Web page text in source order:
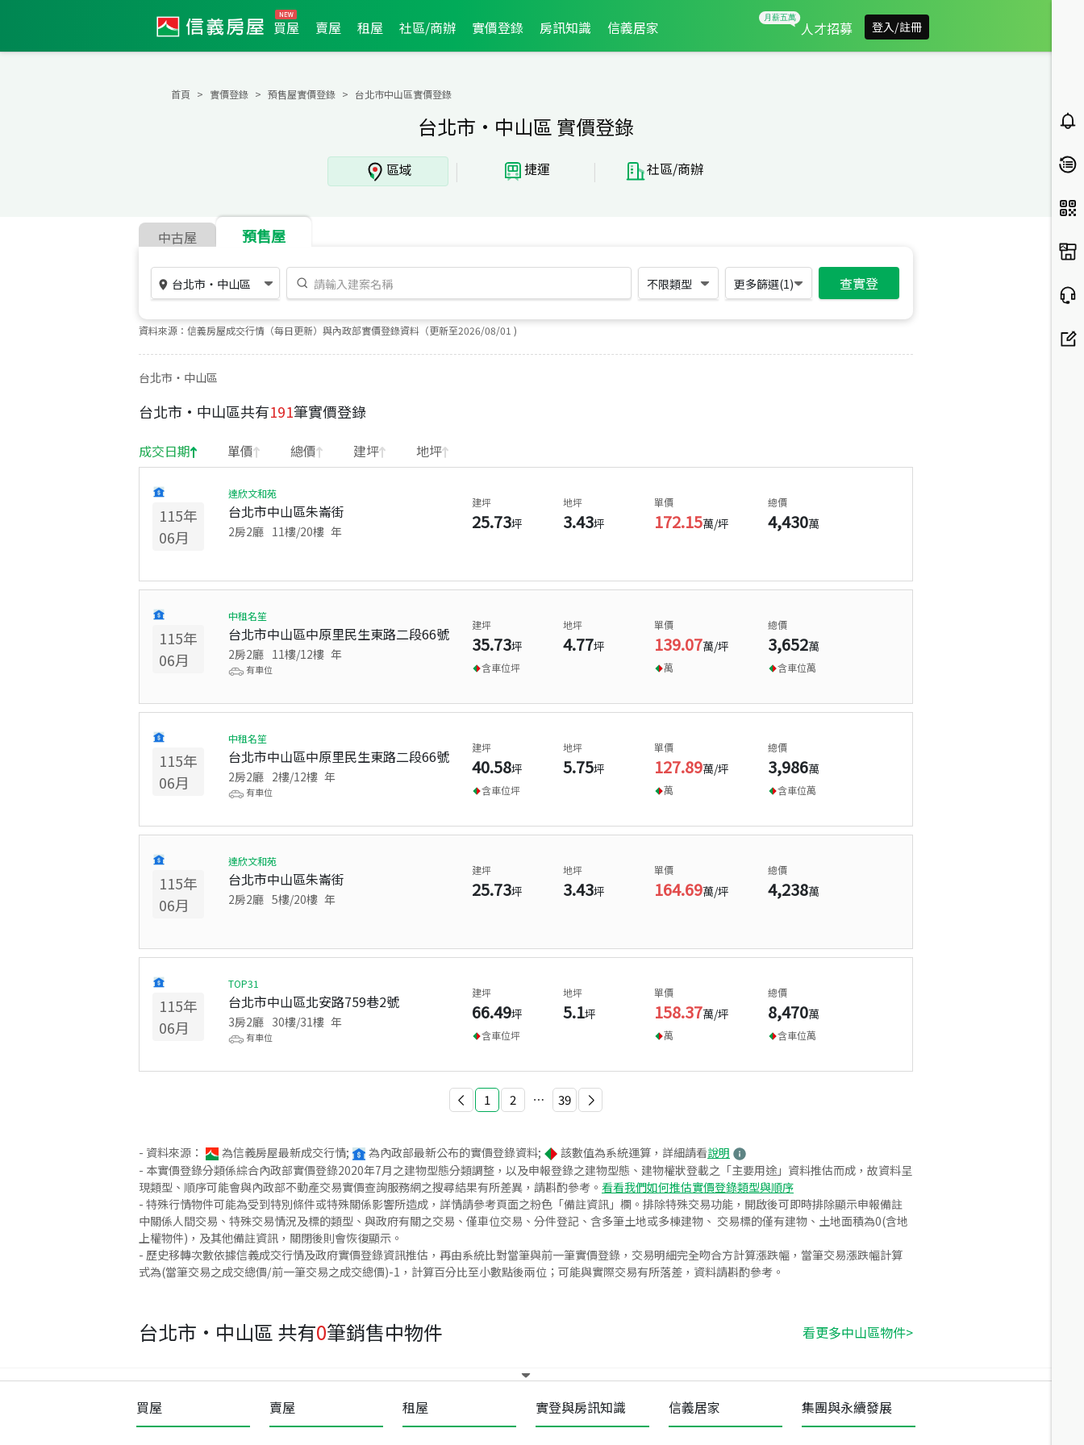
買屋 賣屋 租屋 社區/商辦 實價登錄 房訊知識 信義居家 人才招募 登入/註冊
首頁 實價登錄 預售屋實價登錄 台北市中山區實價登錄
台北市·中山區 實價登錄
區域 | 捷運 | 社區/商辦
中古屋 預售屋
台北市 ・ 中山區 不限類型 更多篩選(1) 查實登
資料來源：信義房屋成交行情（每日更新）與內政部實價登錄資料（更新至2026/08/01 )
台北市・中山區
台北市 · 中山區共有191筆實價登錄
成交日期 單價 總價 建坪 地坪
115年
06月
達欣文和苑
台北市中山區朱崙街
2房2廳 11樓/20樓 年
建坪
25.73坪
地坪
3.43坪
單價
172.15萬/坪
總價
4,430萬
115年
06月
中租名笙
台北市中山區中原里民生東路二段66號
2房2廳 11樓/12樓 年
有車位
建坪
35.73坪
含車位坪
地坪
4.77坪
單價
139.07萬/坪
萬
總價
3,652萬
含車位萬
115年
06月
中租名笙
台北市中山區中原里民生東路二段66號
2房2廳 2樓/12樓 年
有車位
建坪
40.58坪
含車位坪
地坪
5.75坪
單價
127.89萬/坪
萬
總價
3,986萬
含車位萬
115年
06月
達欣文和苑
台北市中山區朱崙街
2房2廳 5樓/20樓 年
建坪
25.73坪
地坪
3.43坪
單價
164.69萬/坪
總價
4,238萬
115年
06月
TOP31
台北市中山區北安路759巷2號
3房2廳 30樓/31樓 年
有車位
建坪
66.49坪
含車位坪
地坪
5.1坪
單價
158.37萬/坪
萬
總價
8,470萬
含車位萬
1 2 ⋯ 39
- 資料來源： 為信義房屋最新成交行情; 為內政部最新公布的實價登錄資料; 該數值為系統運算，詳細請看說明
- 本實價登錄分類係綜合內政部實價登錄2020年7月之建物型態分類調整，以及申報登錄之建物型態、建物權狀登載之「主要用途」資料推估而成，故資料呈
現類型、順序可能會與內政部不動產交易實價查詢服務網之搜尋結果有所差異，請斟酌參考。 看看我們如何推估實價登錄類型與順序
- 特殊行情物件可能為受到特別條件或特殊關係影響所造成，詳情請參考頁面之粉色「備註資訊」欄。排除特殊交易功能，開啟後可即時排除顯示申報備註
中關係人間交易、特殊交易情況及標的類型、與政府有關之交易、僅車位交易、分件登記、含多筆土地或多棟建物、 交易標的僅有建物、土地面積為0(含地
上權物件)，及其他備註資訊，關閉後則會恢復顯示。
- 歷史移轉次數依據信義成交行情及政府實價登錄資訊推估，再由系統比對當筆與前一筆實價登錄，交易明細完全吻合方計算漲跌幅，當筆交易漲跌幅計算
式為(當筆交易之成交總價/前一筆交易之成交總價)-1，計算百分比至小數點後兩位；可能與實際交易有所落差，資料請斟酌參考。
台北市·中山區 共有0筆銷售中物件 看更多中山區物件>
買屋 賣屋 租屋 實登與房訊知識 信義居家 集團與永續發展